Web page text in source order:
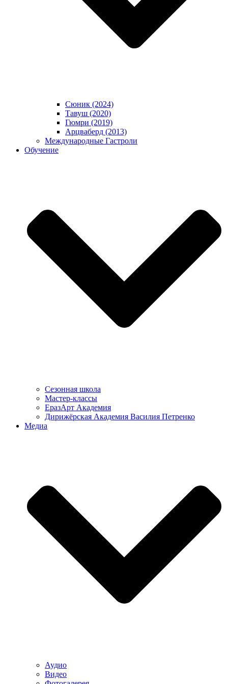
Сюник (2024)
Тавуш (2020)
Гюмри (2019)
Арцваберд (2013)
Международные Гастроли
Обучение
Сезонная школа
Мастер-классы
ЕразАрт Академия
Дирижёрская Академия Василия Петренко
Медиа
Аудио
Видео